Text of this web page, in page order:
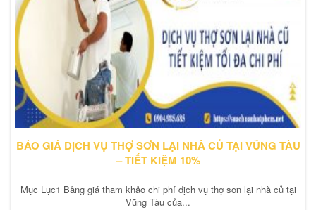
BÁO GIÁ DỊCH VỤ THỢ SƠN LẠI NHÀ CỦ TẠI VŨNG TÀU
– TIẾT KIỆM 10%
Mục Lục1 Bảng giá tham khảo chi phí dịch vụ thợ sơn lại nhà củ tại
Vũng Tàu của...